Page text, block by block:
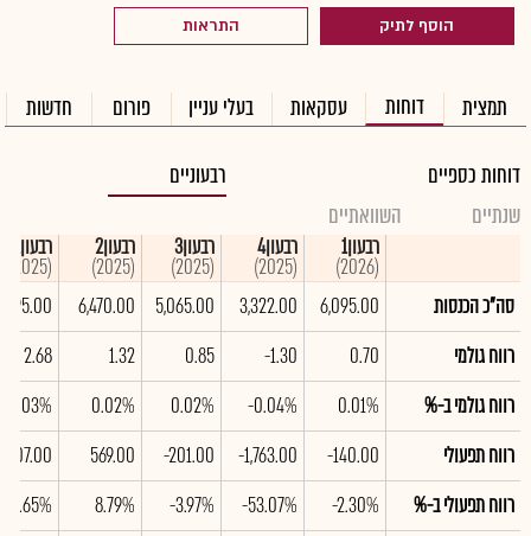
הוסף לתיק התראות
תמצית דוחות עסקאות בעלי עניין פורום חדשות
דוחות כספיים
רבעוניים
שנתיים
השוואתיים
רבעון1
(2026)
רבעון4
(2025)
רבעון3
(2025)
רבעון2
(2025)
רבעון1
(2025)
סה"כ הכנסות
6,095.00
3,322.00
5,065.00
6,470.00
רווח גולמי
0.70
-1.30
0.85
1.32
2.68
רווח גולמי ב-%
0.01%
-0.04%
0.02%
0.02%
0.03%
רווח תפעולי
-140.00
-1,763.00
-201.00
569.00
רווח תפעולי ב-%
-2.30%
-53.07%
-3.97%
8.79%
19.65%